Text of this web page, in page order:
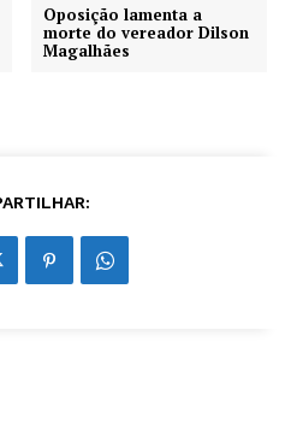
Oposição lamenta a
morte do vereador Dilson
Magalhães